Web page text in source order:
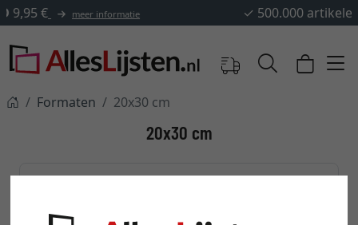
✓500.000 artikelen om uit te kiezen
Formaten 20x30 cm
20x30 cm